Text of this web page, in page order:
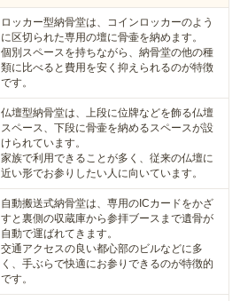
ロッカー型納骨堂は、コインロッカーのよう
に区切られた専用の壇に骨壷を納めます。
個別スペースを持ちながら、納骨堂の他の種
類に比べると費用を安く抑えられるのが特徴
です。
仏壇型納骨堂は、上段に位牌などを飾る仏壇
スペース、下段に骨壷を納めるスペースが設
けられています。
家族で利用できることが多く、従来の仏壇に
近い形でお参りしたい人に向いています。
自動搬送式納骨堂は、専用のICカードをかざ
すと裏側の収蔵庫から参拝ブースまで遺骨が
自動で運ばれてきます。
交通アクセスの良い都心部のビルなどに多
く、手ぶらで快適にお参りできるのが特徴的
です。